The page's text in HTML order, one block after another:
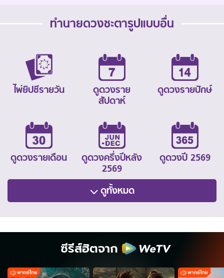
ทำนายดวงชะตารูปแบบอื่น
ไพ่ยิปซีรายวัน
ดูดวงราย
สัปดาห์
ดูดวงรายปักษ์
ดูดวงรายเดือน
ดูดวงครึ่งปีหลัง
2569
ดูดวงปี 2569
ดูทั้งหมด
ซีรีส์ฮิตจาก